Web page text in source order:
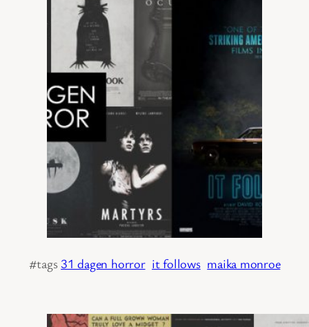
#tags 31 dagen horror it follows maika monroe